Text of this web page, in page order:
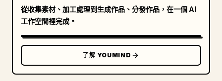
從收集素材、加工處理到生成作品、分發作品，在一個 AI
工作空間裡完成。
了解 YOUMIND